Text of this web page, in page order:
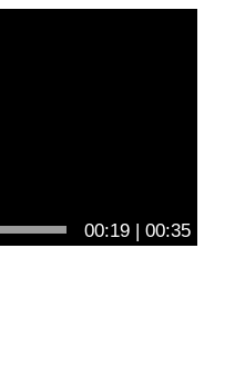
00:20 |00:35